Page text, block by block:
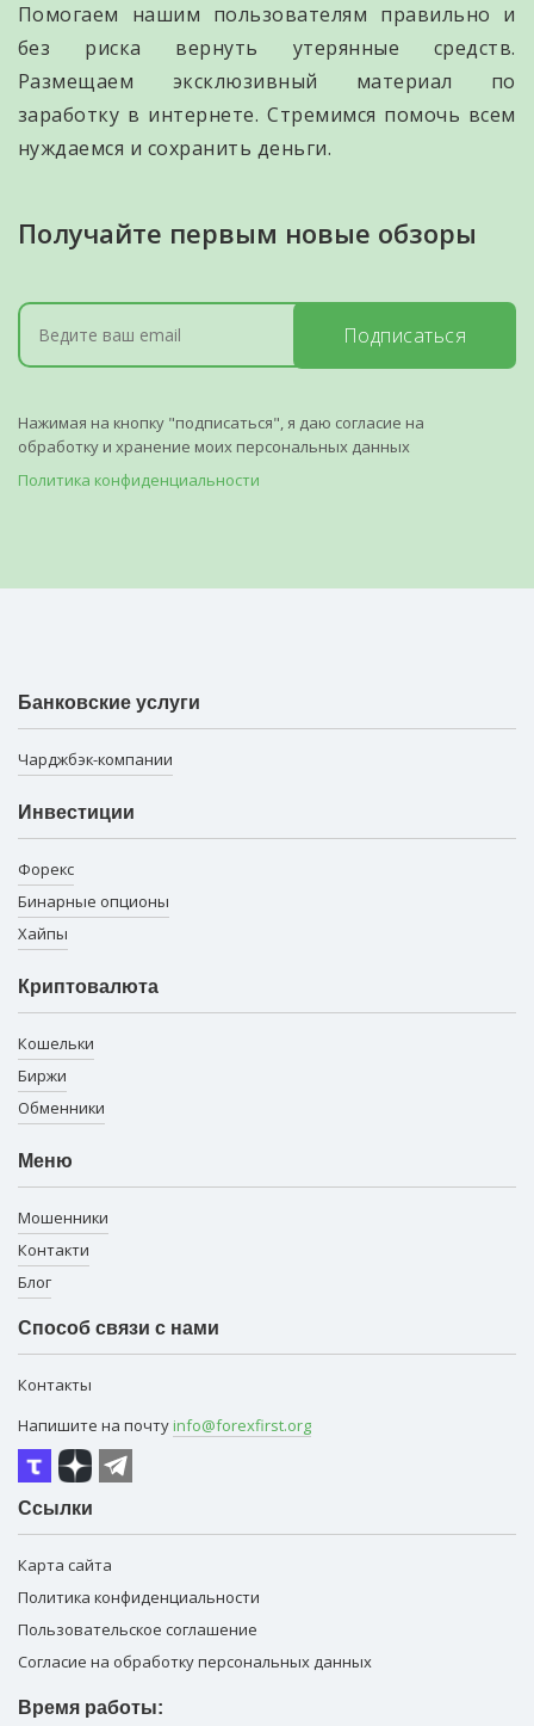
Помогаем нашим пользователям правильно и
без риска вернуть утерянные средств.
Размещаем эксклюзивный материал по
заработку в интернете. Стремимся помочь всем
нуждаемся и сохранить деньги.
Получайте первым новые обзоры
Подписаться
Нажимая на кнопку "подписаться", я даю согласие на
обработку и хранение моих персональных данных
Политика конфиденциальности
Банковские услуги
Чарджбэк-компании
Инвестиции
Форекс
Бинарные опционы
Хайпы
Криптовалюта
Кошельки
Биржи
Обменники
Меню
Мошенники
Контакти
Блог
Способ связи с нами
Контакты
Напишите на почту info@forexfirst.org
Ссылки
Карта сайта
Политика конфиденциальности
Пользовательское соглашение
Согласие на обработку персональных данных
Время работы: